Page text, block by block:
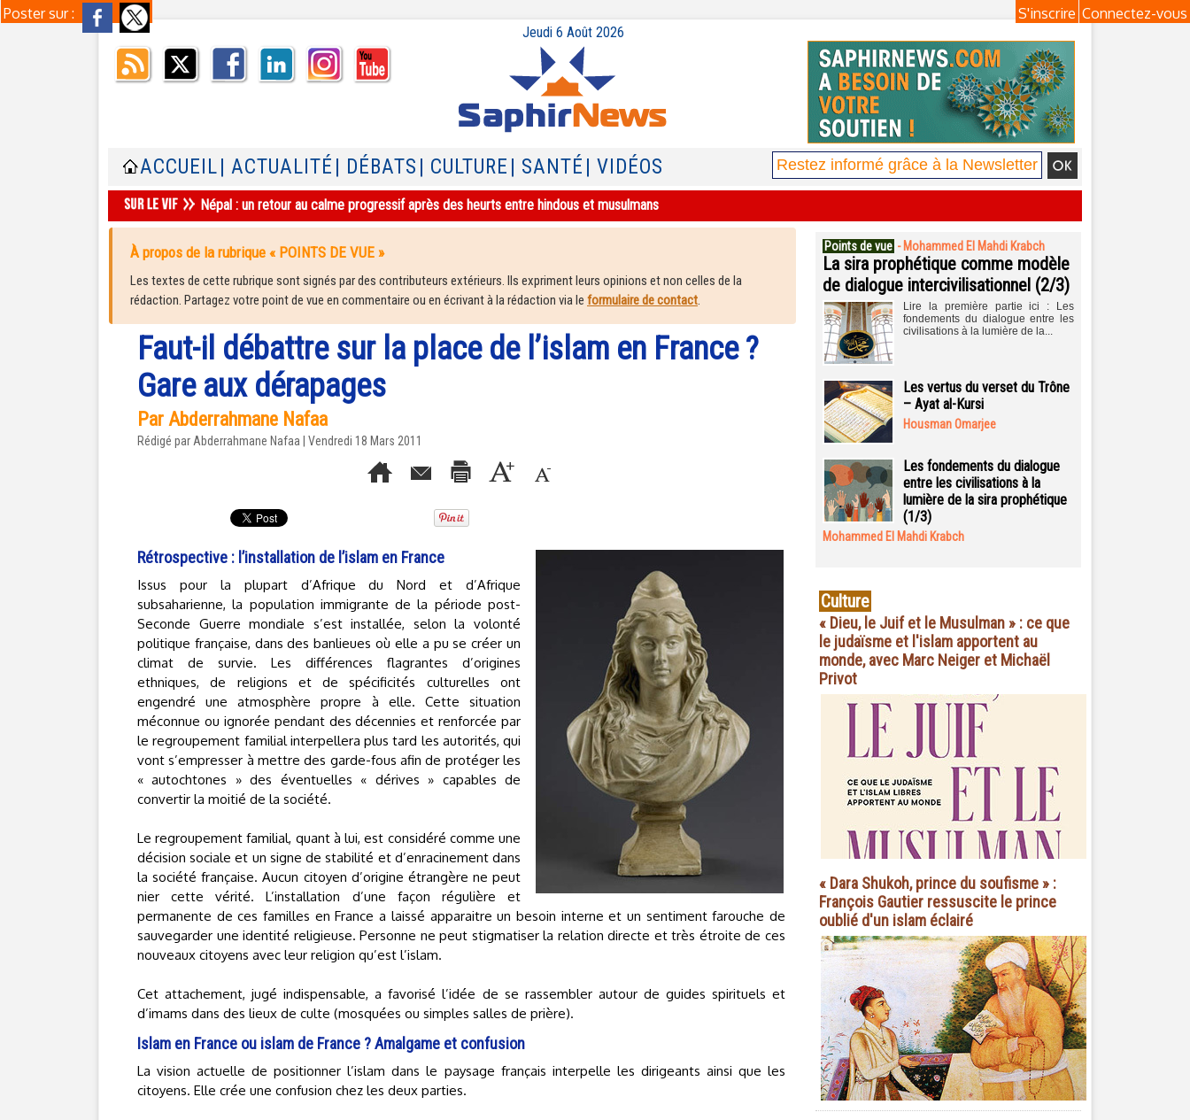
Poster sur : Connectez-vous
S'inscrire
Jeudi 6 Août 2026
ACCUEIL | ACTUALITÉ | DÉBATS | CULTURE | SANTÉ | VIDÉOS
Népal : un retour au calme progressif après des heurts entre hindous et musulmans
À propos de la rubrique « POINTS DE VUE »
Les textes de cette rubrique sont signés par des contributeurs extérieurs. Ils expriment leurs opinions et non celles de la
rédaction. Partagez votre point de vue en commentaire ou en écrivant à la rédaction via le formulaire de contact.
Faut-il débattre sur la place de l’islam en France ?
Gare aux dérapages
Par Abderrahmane Nafaa
Rédigé par Abderrahmane Nafaa | Vendredi 18 Mars 2011
Rétrospective : l’installation de l’islam en France
Issus pour la plupart d’Afrique du Nord et d’Afrique
subsaharienne, la population immigrante de la période post-
Seconde Guerre mondiale s’est installée, selon la volonté
politique française, dans des banlieues où elle a pu se créer un
climat de survie. Les différences flagrantes d’origines
ethniques, de religions et de spécificités culturelles ont
engendré une atmosphère propre à elle. Cette situation
méconnue ou ignorée pendant des décennies et renforcée par
le regroupement familial interpellera plus tard les autorités, qui
vont s’empresser à mettre des garde-fous afin de protéger les
« autochtones » des éventuelles « dérives » capables de
convertir la moitié de la société.
Le regroupement familial, quant à lui, est considéré comme une
décision sociale et un signe de stabilité et d’enracinement dans
la société française. Aucun citoyen d’origine étrangère ne peut
nier cette vérité. L’installation d’une façon régulière et
permanente de ces familles en France a laissé apparaitre un besoin interne et un sentiment farouche de
sauvegarder une identité religieuse. Personne ne peut stigmatiser la relation directe et très étroite de ces
nouveaux citoyens avec leur religion qu’est l’islam.
Cet attachement, jugé indispensable, a favorisé l’idée de se rassembler autour de guides spirituels et
d’imams dans des lieux de culte (mosquées ou simples salles de prière).
Islam en France ou islam de France ? Amalgame et confusion
La vision actuelle de positionner l’islam dans le paysage français interpelle les dirigeants ainsi que les
citoyens. Elle crée une confusion chez les deux parties.
Points de vue - Mohammed El Mahdi Krabch
La sira prophétique comme modèle
de dialogue intercivilisationnel (2/3)
Lire la première partie ici : Les
fondements du dialogue entre les
civilisations à la lumière de la...
Les vertus du verset du Trône
– Ayat al-Kursi
Housman Omarjee
Les fondements du dialogue
entre les civilisations à la
lumière de la sira prophétique
(1/3)
Mohammed El Mahdi Krabch
Culture
« Dieu, le Juif et le Musulman » : ce que
le judaïsme et l'islam apportent au
monde, avec Marc Neiger et Michaël
Privot
« Dara Shukoh, prince du soufisme » :
François Gautier ressuscite le prince
oublié d'un islam éclairé